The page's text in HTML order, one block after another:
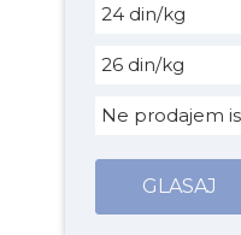
24 din/kg
26 din/kg
Ne prodajem
GLASAJ